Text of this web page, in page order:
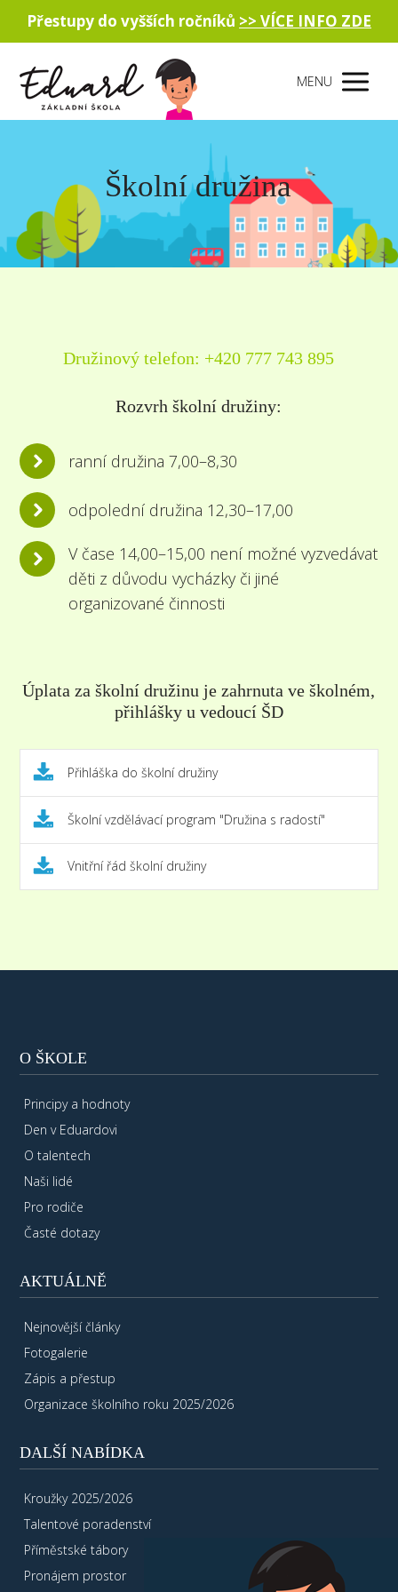
Přestupy do vyšších ročníků >> VÍCE INFO ZDE
MENU
Školní družina
Družinový telefon: +420 777 743 895
Rozvrh školní družiny:
ranní družina 7,00–8,30
odpolední družina 12,30–17,00
V čase 14,00–15,00 není možné vyzvedávat
děti z důvodu vycházky či jiné
organizované činnosti
Úplata za školní družinu je zahrnuta ve školném,
přihlášky u vedoucí ŠD
Přihláška do školní družiny
Školní vzdělávací program "Družina s radostí"
Vnitřní řád školní družiny
O ŠKOLE
Principy a hodnoty
Den v Eduardovi
O talentech
Naši lidé
Pro rodiče
Časté dotazy
AKTUÁLNĚ
Nejnovější články
Fotogalerie
Zápis a přestup
Organizace školního roku 2025/2026
DALŠÍ NABÍDKA
Kroužky 2025/2026
Talentové poradenství
Příměstské tábory
Pronájem prostor